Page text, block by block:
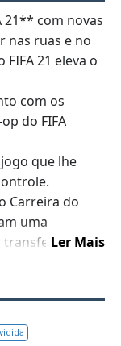
Ler Mais
21** com novas
nas ruas e no
21 eleva o
com os
op do FIFA
que lhe
Carreira do
uma
e
que
do Maior
League